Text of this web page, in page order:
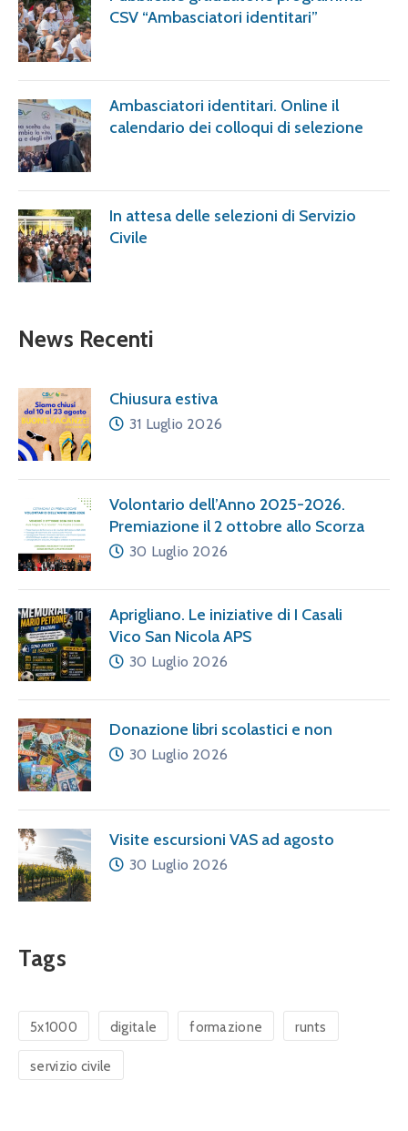
CSV “Ambasciatori identitari”
Ambasciatori identitari. Online il
calendario dei colloqui di selezione
In attesa delle selezioni di Servizio
Civile
News Recenti
Chiusura estiva
31 Luglio 2026
Volontario dell’Anno 2025-2026.
Premiazione il 2 ottobre allo Scorza
30 Luglio 2026
Aprigliano. Le iniziative di I Casali
Vico San Nicola APS
30 Luglio 2026
Donazione libri scolastici e non
30 Luglio 2026
Visite escursioni VAS ad agosto
30 Luglio 2026
Tags
5x1000 digitale formazione runts
servizio civile